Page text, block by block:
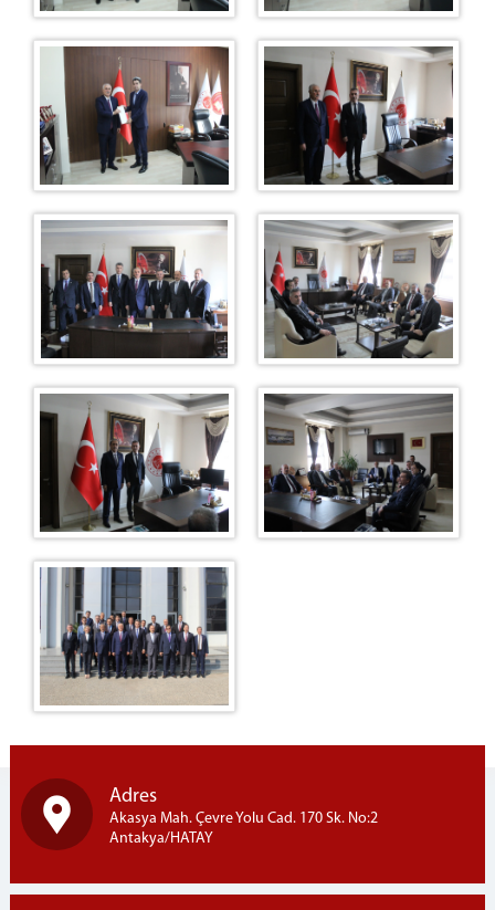
Adres
Akasya Mah. Çevre Yolu Cad. 170 Sk. No:2
Antakya/HATAY